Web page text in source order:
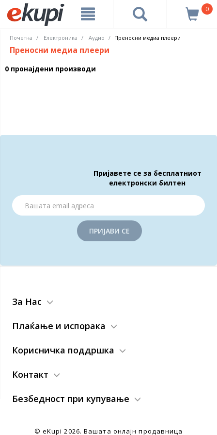
0
Почетна Електроника Аудио Преносни медиа плеери
Преносни медиа плеери
0 пронајдени производи
Пријавете се за бесплатниот
електронски билтен
ПРИЈАВИ СЕ
За Нас
Плаќање и испорака
Корисничка поддршка
Контакт
Безбедност при купување
© eKupi2026. Вашата онлајн продавница